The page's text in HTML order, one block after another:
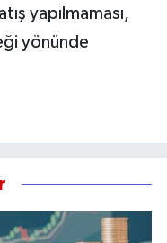
yapılmaması,
yönünde